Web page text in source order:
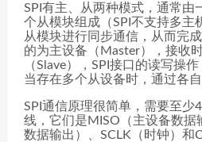
SPI有主、从两种模式，通常由
个从模块组成（SPI不支持多主
从模块进行同步通信，从而完
的为主设备（Master），接收
（Slave），SPI接口的读写操
当存在多个从设备时，通过各
SPI通信原理很简单，需要至少
线，它们是MISO（主设备数据
数据输出）、SCLK（时钟）和